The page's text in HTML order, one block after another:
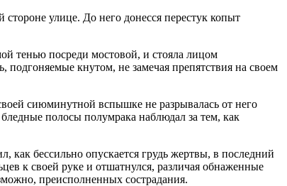
улице. До него донесся перестук копыт
тенью посреди мостовой, и стояла лицом
кнутом, не замечая препятствия на своем
сиюминутной вспышке не разрывалась от него
полосы полумрака наблюдал за тем, как
как бессильно опускается грудь жертвы, в последний
к своей руке и отшатнулся, различая обнаженные
преисполненных сострадания.